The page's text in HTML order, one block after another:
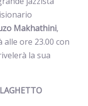
Makhathini,
ore 23.00 con
la sua